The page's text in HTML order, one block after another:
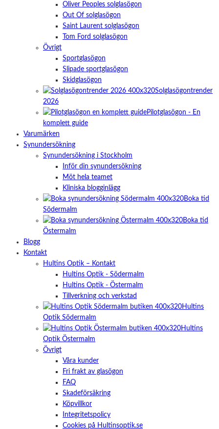
Oliver Peoples solglasögon
Out Of solglasögon
Saint Laurent solglasögon
Tom Ford solglasögon
Övrigt
Sportglasögon
Slipade sportglasögon
Skidglasögon
Solglasögontrender
2026
Pilotglasögon - En
komplett guide
Varumärken
Synundersökning
Synundersökning i Stockholm
Inför din synundersökning
Möt hela teamet
Kliniska blogginlägg
Boka tid
Södermalm
Boka tid
Östermalm
Blogg
Kontakt
Hultins Optik – Kontakt
Hultins Optik - Södermalm
Hultins Optik - Östermalm
Tillverkning och verkstad
Hultins
Optik Södermalm
Hultins
Optik Östermalm
Övrigt
Våra kunder
Fri frakt av glasögon
FAQ
Skadeförsäkring
Köpvillkor
Integritetspolicy
Cookies på Hultinsoptik.se